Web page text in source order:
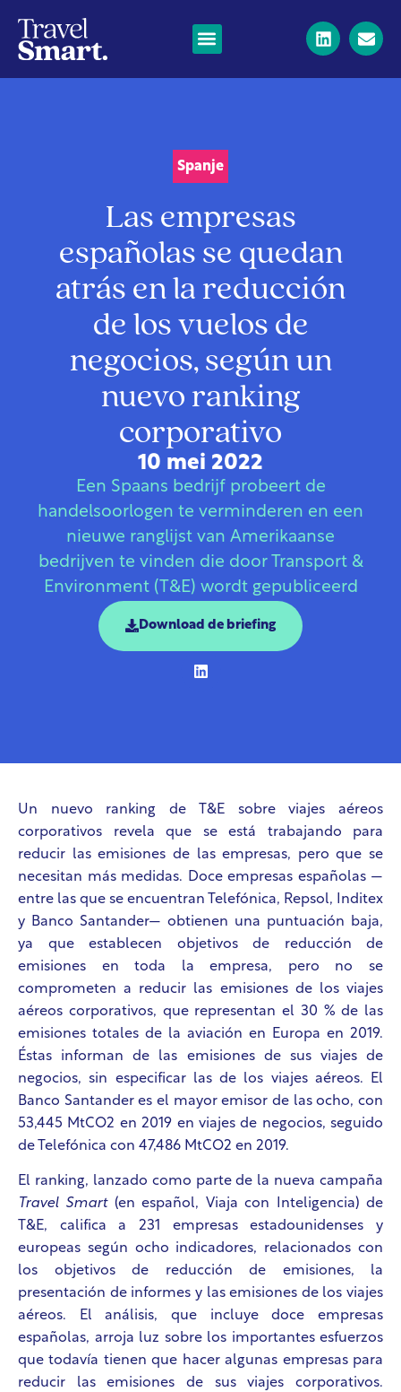
Spanje
Las empresas
españolas se quedan
atrás en la reducción
de los vuelos de
negocios, según un
nuevo ranking
corporativo
10 mei 2022
Een Spaans bedrijf probeert de
handelsoorlogen te verminderen en een
nieuwe ranglijst van Amerikaanse
bedrijven te vinden die door Transport &
Environment (T&E) wordt gepubliceerd
Download de briefing
Un nuevo ranking de T&E sobre viajes aéreos
corporativos revela que se está trabajando para
reducir las emisiones de las empresas, pero que se
necesitan más medidas. Doce empresas españolas —
entre las que se encuentran Telefónica, Repsol, Inditex
y Banco Santander— obtienen una puntuación baja,
ya que establecen objetivos de reducción de
emisiones en toda la empresa, pero no se
comprometen a reducir las emisiones de los viajes
aéreos corporativos, que representan el 30 % de las
emisiones totales de la aviación en Europa en 2019.
Éstas informan de las emisiones de sus viajes de
negocios, sin especificar las de los viajes aéreos. El
Banco Santander es el mayor emisor de lasocho, con
53,445 MtCO2 en 2019 en viajes de negocios, seguido
de Telefónica con 47,486 MtCO2 en 2019.
El ranking, lanzado como parte de la nueva campaña
Travel Smart (en español, Viaja con Inteligencia) de
T&E, califica a 231 empresas estadounidenses y
europeas según ocho indicadores, relacionados con
los objetivos de reducción de emisiones, la
presentación de informes y las emisiones de los viajes
aéreos. El análisis, que incluye doce empresas
españolas, arroja luz sobre los importantes esfuerzos
que todavía tienen que hacer algunas empresas para
reducir las emisiones de sus viajes corporativos.